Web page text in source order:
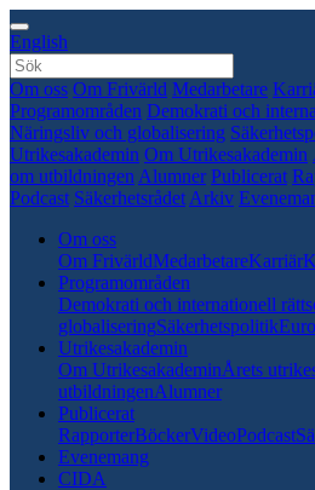
English
Om oss Om Frivärld Medarbetare
Programområden Demokrati och
Näringsliv och globalisering
Utrikesakademin Om Utrikesakademin
om utbildningen Alumner Publicerat
Podcast Säkerhetsrådet Arkiv
Om oss
Om FrivärldMedarbetareKarriär
Programområden
Demokrati och internationell
globaliseringSäkerhetspolitik
Utrikesakademin
Om UtrikesakademinÅrets
utbildningenAlumner
Publicerat
RapporterBöckerVideoPodcast
Evenemang
CIDA